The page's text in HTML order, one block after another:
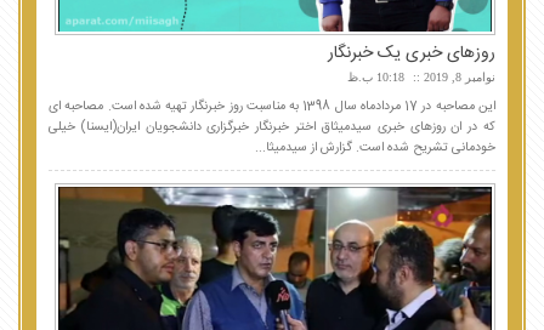
روزهای خبری یک خبرنگار
نوامبر 8, 2019 10:18 ب.ظ
این مصاحبه در 17 مردادماه سال 1398 به مناسبت روز خبرنگار تهیه شده است. مصاحبه ای
که در ان روزهای خبری سیدمیثاق اختر خبرنگار خبرگزاری دانشجویان ایران(ایسنا) خیلی
خودمانی تشریح شده است. گزارش از سیدمیثا...